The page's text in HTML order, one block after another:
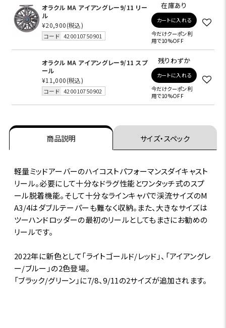
オラクル MA アイアングレー9/11 リー
ル
¥20,900(税込)
コード 420010750901
在庫あり
カートに入れる
今だけクーポン利
用で10%OFF
オラクル MA アイアングレー9/11 スプ
ール
¥11,000(税込)
コード 420010750902
残りわずか
カートに入れる
今だけクーポン利
用で10%OFF
商品説明 サイズ・スペック
軽量ミッドアーバーのハイコストパフォーマンスダイキャスト
リール。必要にして十分なドラグ性能とワンタッチ式のスプ
ール脱着機能。そして十分なラインキャパで渓流サイズのM
A3/4はダブルテーパーも難なく収納。また、大きなサイズは
ツーハンドロッダーの最初のリールとしてもまさにお勧めの
リールです。
2022年に新色として「ライトゴールド/レッド」、「アイアングレ
ー/ブルー」の2色登場。
「ブラック/グリーン」に7/8、9/11の2サイズが追加されます。